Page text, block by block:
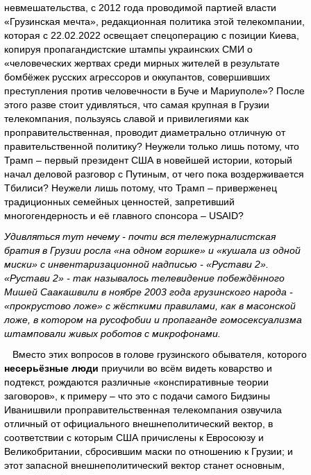
невмешательства, с 2012 года проводимой партией власти
«Грузинская мечта», редакционная политика этой телекомпании,
которая с 22.02.2022 освещает спецоперацию с позиции Киева,
копируя пропагандистские штампы украинских СМИ о
«человеческих жертвах среди мирных жителей в результате
бомбёжек русских агрессоров и оккупантов, совершивших
преступления против человечности в Буче и Мариуполе»? После
этого разве стоит удивляться, что самая крупная в Грузии
телекомпания, пользуясь славой и привилегиями как
проправительственная, проводит диаметрально отличную от
правительственной политику? Неужели только лишь потому, что
Трамп – первый президент США в новейшей истории, который
начал деловой разговор с Путиным, от чего пока воздерживается
Тбилиси? Неужели лишь потому, что Трамп – приверженец
традиционных семейных ценностей, запретивший
многогендерность и её главного спонсора – USAID?
Удивляться тут нечему - почти вся тележурналистская
братия в Грузии росла «на одном горшке» и «кушала из одной
миски» с инвентаризационной надписью - «Рустави 2».
«Рустави 2» - так называлось телевидение побеждённого
Мишей Саакашвили в ноябре 2003 года грузинского народа -
«прокрустово ложе» с жёсткими правилами, как в масонской
ложе, в котором на русофобии и пропаганде гомосексуализма
штамповали живых роботов с микрофонами.
Вместо этих вопросов в голове грузинского обывателя, которого
несерьёзные люди приучили во всём видеть коварство и
подтекст, рождаются различные «конспиративные теории
заговоров», к примеру – что это с подачи самого Бидзины
Иванишвили проправительственная телекомпания озвучила
отличный от официального внешнеполитический вектор, в
соответствии с которым США причислены к Евросоюзу и
Великобритании, сбросившим маски по отношению к Грузии; и
этот запасной внешнеполитический вектор станет основным,